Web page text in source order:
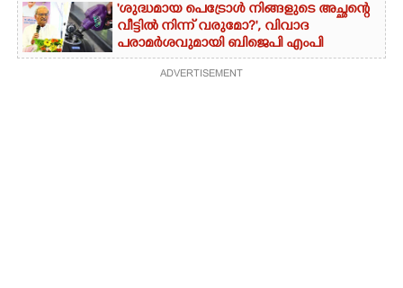
'ശുദ്ധമായ പെട്രോൾ നിങ്ങളുടെ അച്ഛന്റെ
വീട്ടിൽ നിന്ന് വരുമോ?', വിവാദ
പരാമർശവുമായി ബിജെപി എംപി
ADVERTISEMENT